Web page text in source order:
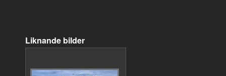
Liknande bilder